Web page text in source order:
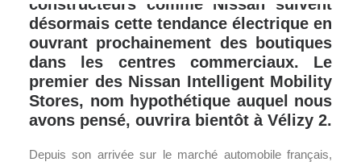
constructeurs comme Nissan suivent
désormais cette tendance électrique en
ouvrant prochainement des boutiques
dans les centres commerciaux. Le
premier des Nissan Intelligent Mobility
Stores, nom hypothétique auquel nous
avons pensé, ouvrira bientôt à Vélizy 2.
Depuis son arrivée sur le marché automobile français,